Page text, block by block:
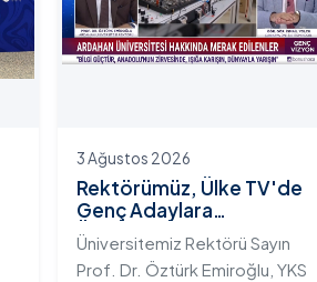
3 Ağustos 2026
Rektörümüz, Ülke TV'de
Genç Adaylara
Üniversitemizin Eğitim
Ekosistemini ve Sunduğu
Nitelikli İmkânları Anlattı
Üniversitemiz Rektörü Sayın
Prof. Dr. Öztürk Emiroğlu, YKS